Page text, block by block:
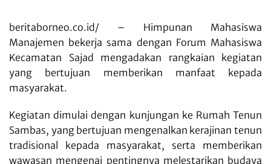
beritaborneo.co.id/ – Himpunan Mahasiswa
Manajemen bekerja sama dengan Forum Mahasiswa
Kecamatan Sajad mengadakan rangkaian kegiatan
yang bertujuan memberikan manfaat kepada
masyarakat.
Kegiatan dimulai dengan kunjungan ke Rumah Tenun
Sambas, yang bertujuan mengenalkan kerajinan tenun
tradisional kepada masyarakat, serta memberikan
wawasan mengenai pentingnya melestarikan budaya